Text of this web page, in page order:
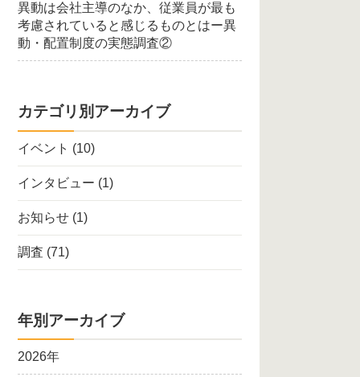
異動は会社主導のなか、従業員が最も
考慮されていると感じるものとはー異
動・配置制度の実態調査②
カテゴリ別アーカイブ
イベント (10)
インタビュー (1)
お知らせ (1)
調査 (71)
年別アーカイブ
2026年